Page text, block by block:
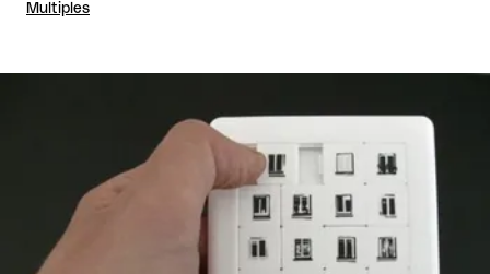
Multiples